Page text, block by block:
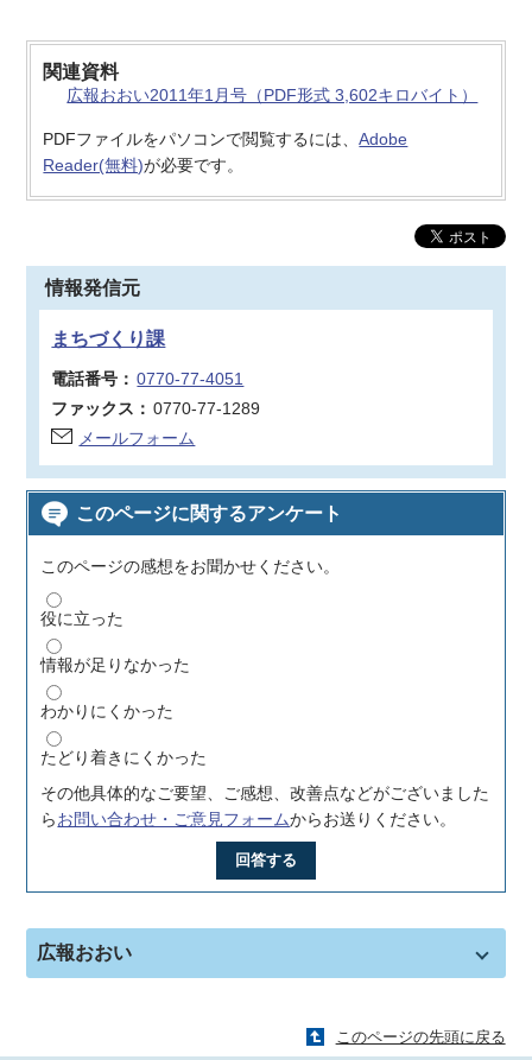
関連資料
広報おおい2011年1月号（PDF形式 3,602キロバイト）
PDFファイルをパソコンで閲覧するには、Adobe
Reader(無料)が必要です。
情報発信元
まちづくり課
電話番号： 0770-77-4051
ファックス： 0770-77-1289
メールフォーム
このページに関するアンケート
このページの感想をお聞かせください。
役に立った
情報が足りなかった
わかりにくかった
たどり着きにくかった
その他具体的なご要望、ご感想、改善点などがございました
らお問い合わせ・ご意見フォームからお送りください。
回答する
広報おおい
このページの先頭に戻る